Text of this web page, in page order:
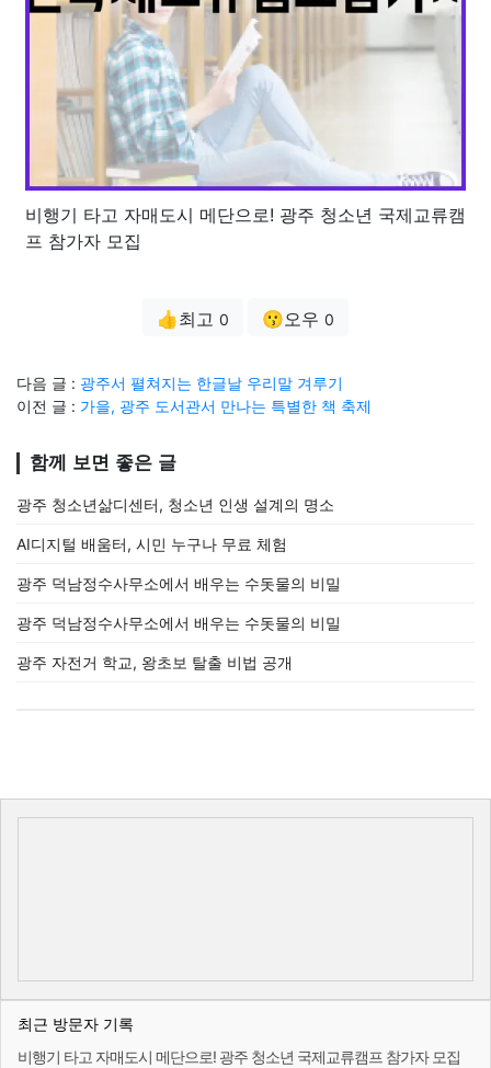
비행기 타고 자매도시 메단으로! 광주 청소년 국제교류캠
프 참가자 모집
👍최고 0 😗오우 0
다음 글 : 광주서 펼쳐지는 한글날 우리말 겨루기
이전 글 : 가을, 광주 도서관서 만나는 특별한 책 축제
함께 보면 좋은 글
광주 청소년삶디센터, 청소년 인생 설계의 명소
AI디지털 배움터, 시민 누구나 무료 체험
광주 덕남정수사무소에서 배우는 수돗물의 비밀
광주 덕남정수사무소에서 배우는 수돗물의 비밀
광주 자전거 학교, 왕초보 탈출 비법 공개
최근 방문자 기록
비행기 타고 자매도시 메단으로! 광주 청소년 국제교류캠프 참가자 모집